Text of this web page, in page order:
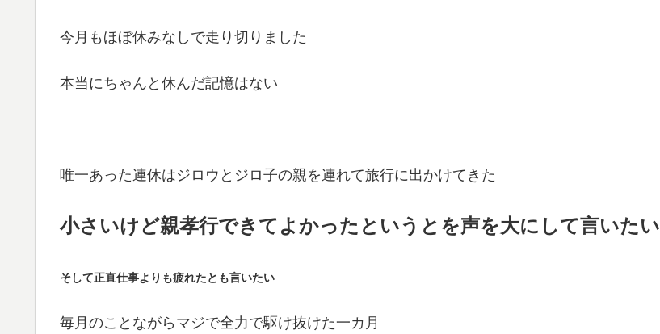
今月もほぼ休みなしで走り切りました
本当にちゃんと休んだ記憶はない
唯一あった連休はジロウとジロ子の親を連れて旅行に出かけてきた
小さいけど親孝行できてよかったというとを声を大にして言いたい
そして正直仕事よりも疲れたとも言いたい
毎月のことながらマジで全力で駆け抜けた一カ月